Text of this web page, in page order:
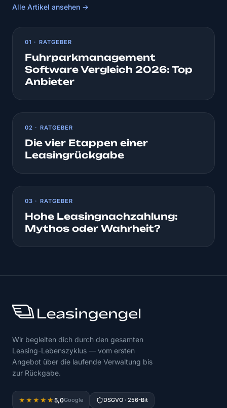
Alle Artikel ansehen →
01 · RATGEBER
Fuhrparkmanagement
Software Vergleich 2026: Top
Anbieter
02 · RATGEBER
Die vier Etappen einer
Leasingrückgabe
03 · RATGEBER
Hohe Leasingnachzahlung:
Mythos oder Wahrheit?
Wir begleiten dich durch den gesamten
Leasing-Lebenszyklus — vom ersten
Angebot über die laufende Verwaltung bis
zur Rückgabe.
★★★★★ 5,0Google DSGVO · 256-Bit